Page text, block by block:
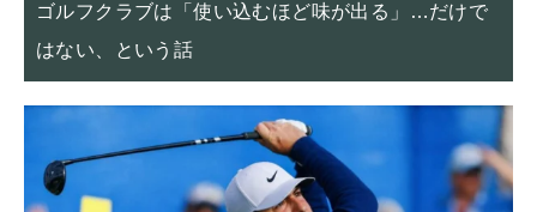
ゴルフクラブは「使い込むほど味が出る」…だけで
はない、という話